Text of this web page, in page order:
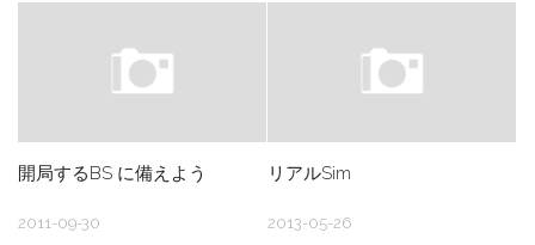
開局するBS に備えよう
2011-09-30
リアルSim
2013-05-26